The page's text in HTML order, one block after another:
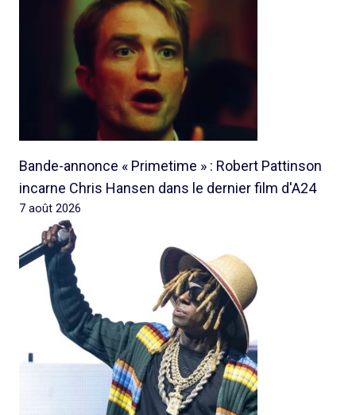
Bande-annonce « Primetime » : Robert Pattinson
incarne Chris Hansen dans le dernier film d'A24
7 août 2026